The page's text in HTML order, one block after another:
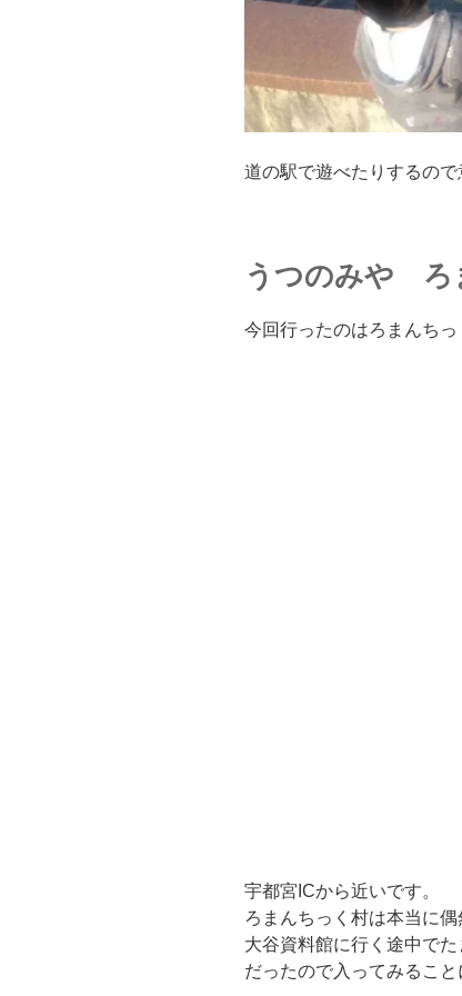
道の駅で遊べたりするので
うつのみや ろ
今回行ったのはろまんちっ
宇都宮ICから近いです。
ろまんちっく村は本当に偶
大谷資料館に行く途中で
だったので入ってみること